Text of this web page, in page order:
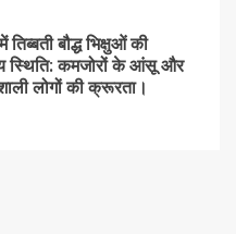
तिब्बती बौद्ध भिक्षुओं की
स्थिति: कमजोरों के आंसू और
लोगों की क्रूरता।